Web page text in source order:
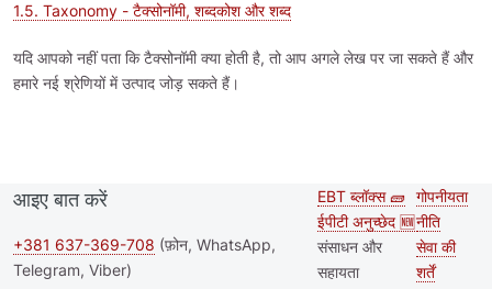
1.5. Taxonomy - टैक्सोनॉमी, शब्दकोश और शब्द
यदि आपको नहीं पता कि टैक्सोनॉमी क्या होती है, तो आप अगले लेख पर जा सकते हैं और
हमारे नई श्रेणियों में उत्पाद जोड़ सकते हैं।
आइए बात करें
+381 637-369-708 (फ़ोन, WhatsApp,
Telegram, Viber)
Second
footer
menu
EBT ब्लॉक्स 🧱
ईपीटी अनुच्छेद 🆕
संसाधन और
सहायता
गोपनीयता
नीति
सेवा की
शर्तें